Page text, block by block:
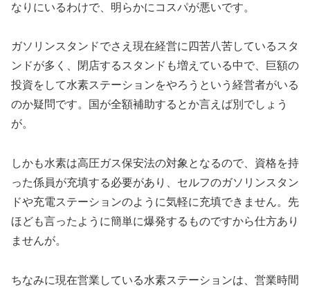
なりにいるわけで、明らかにコスパが悪いです。
ガソリンスタンドでさえ現在経営に四苦八苦しているスタ
ンドが多く、閉店するスタンドも増えている中で、巨額の
投資をして水素ステーションをやろうという経営者がいる
のか疑問です。国が全額補助するとか言えば別でしょう
が。
しかも水素は高圧ガス保安法の対象となるので、資格を持
った係員が充填する必要があり、セルフのガソリンスタン
ドや充電ステーションのように気軽に充填できません。先
ほども言ったように簡単に爆発するものですから仕方あり
ませんが。
ちなみに現在営業している水素ステーションは、営業時間